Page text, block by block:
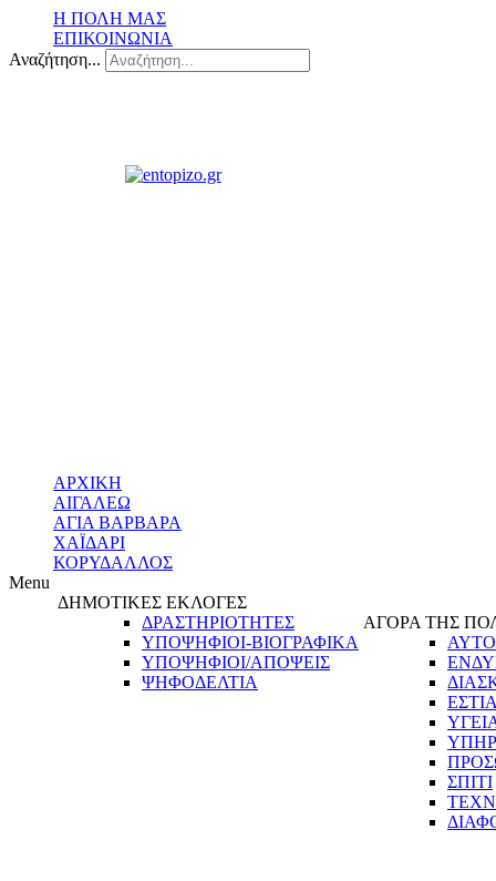
Η ΠΟΛΗ ΜΑΣ
ΕΠΙΚΟΙΝΩΝΙΑ
Αναζήτηση...
ΑΡΧΙΚΗ
ΑΙΓΑΛΕΩ
ΑΓΙΑ ΒΑΡΒΑΡΑ
ΧΑΪΔΑΡΙ
ΚΟΡΥΔΑΛΛΟΣ
Menu
ΔΗΜΟΤΙΚΕΣ ΕΚΛΟΓΕΣ
ΔΡΑΣΤΗΡΙΟΤΗΤΕΣ
ΥΠΟΨΗΦΙΟΙ-ΒΙΟΓΡΑΦΙΚΑ
ΥΠΟΨΗΦΙΟΙ/ΑΠΟΨΕΙΣ
ΨΗΦΟΔΕΛΤΙΑ
ΑΓΟΡΑ ΤΗΣ
ΣΠΙΤΙ